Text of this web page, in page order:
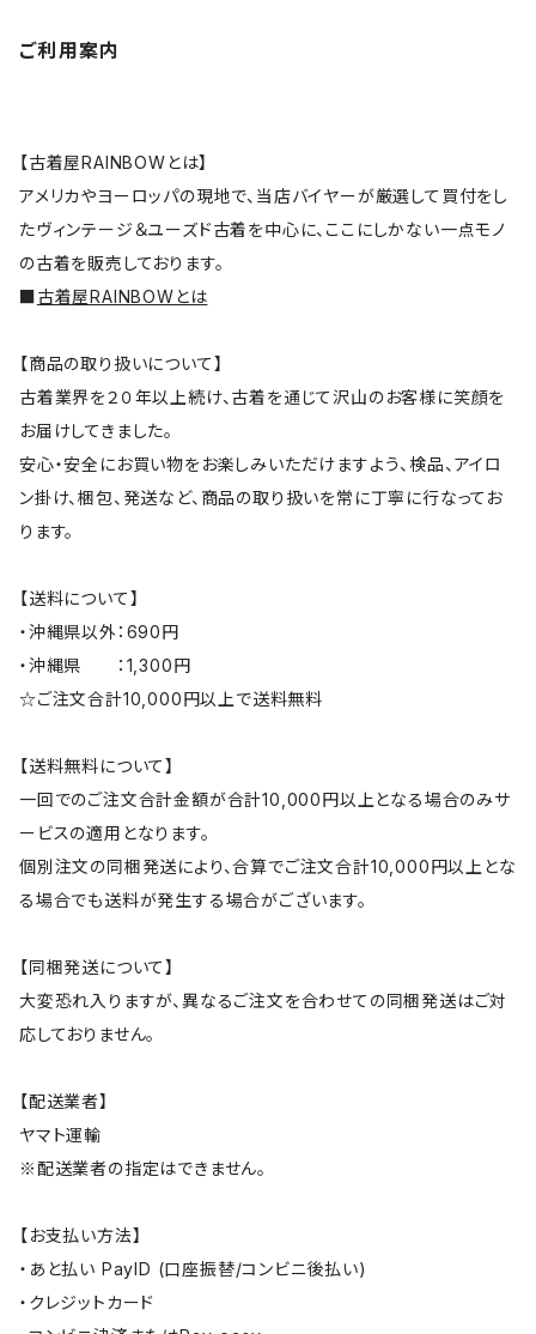
ご利用案内
【古着屋RAINBOWとは】
アメリカやヨーロッパの現地で、当店バイヤーが厳選して買付をし
たヴィンテージ＆ユーズド古着を中心に、ここにしかない一点モノ
の古着を販売しております。
■古着屋RAINBOWとは
【商品の取り扱いについて】
古着業界を２０年以上続け、古着を通じて沢山のお客様に笑顔を
お届けしてきました。
安心・安全にお買い物をお楽しみいただけますよう、検品、アイロ
ン掛け、梱包、発送など、商品の取り扱いを常に丁寧に行なってお
ります。
【送料について】
・沖縄県以外：690円
・沖縄県 ：1,300円
☆ご注文合計10,000円以上で送料無料
【送料無料について】
一回でのご注文合計金額が合計10,000円以上となる場合のみサ
ービスの適用となります。
個別注文の同梱発送により、合算でご注文合計10,000円以上とな
る場合でも送料が発生する場合がございます。
【同梱発送について】
大変恐れ入りますが、異なるご注文を合わせての同梱発送はご対
応しておりません。
【配送業者】
ヤマト運輸
※配送業者の指定はできません。
【お支払い方法】
・あと払い PayID (口座振替/コンビニ後払い)
・クレジットカード